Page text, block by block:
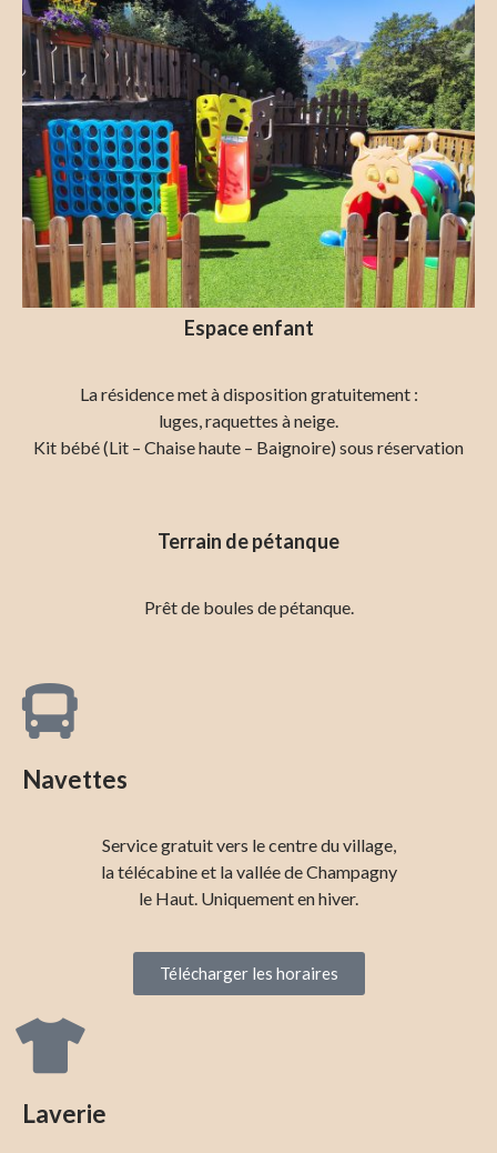
Espace enfant
La résidence met à disposition gratuitement :
luges, raquettes à neige.
Kit bébé (Lit – Chaise haute – Baignoire) sous réservation
Terrain de pétanque
Prêt de boules de pétanque.
Navettes
Service gratuit vers le centre du village,
la télécabine et la vallée de Champagny
le Haut. Uniquement en hiver.
Télécharger les horaires
Laverie